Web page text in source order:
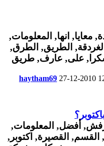
haytham69 27-12-2010